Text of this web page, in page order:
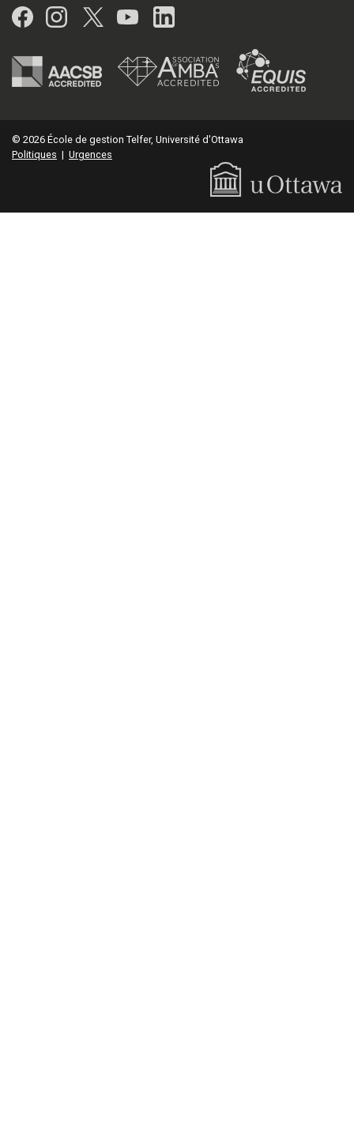
Facebook
Instagram
Twitter
YouTubeLinkedIn
© 2026 École de gestion Telfer, Université d'Ottawa
Politiques | Urgences